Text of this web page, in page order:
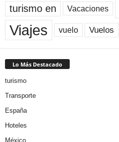
turismo en Vacaciones
Viajes vuelo Vuelos
Lo Más Destacado
turismo
Transporte
España
Hoteles
México